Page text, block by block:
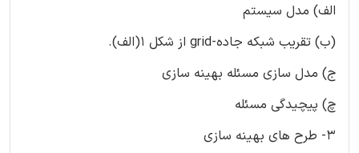
الف) مدل سیستم
(ب) تقریب شبکه جاده-grid از شکل 1(الف).
ج) مدل سازی مسئله بهینه سازی
چ) پیچیدگی مسئله
3- طرح های بهینه سازی